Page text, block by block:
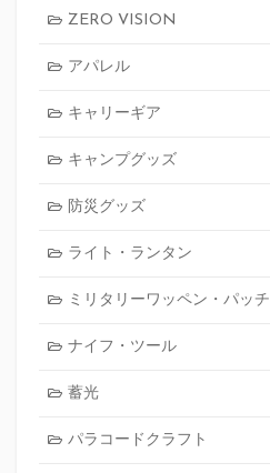
ZERO VISION
アパレル
キャリーギア
キャンプグッズ
防災グッズ
ライト・ランタン
ミリタリーワッペン・パッチ
ナイフ・ツール
蓄光
パラコードクラフト